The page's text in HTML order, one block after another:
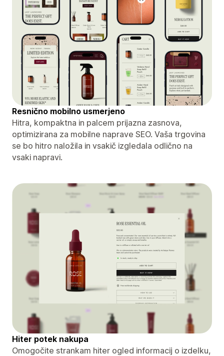
Resnično mobilno usmerjeno
Hitra, kompaktna in palcem prijazna zasnova,
optimizirana za mobilne naprave SEO. Vaša trgovina
se bo hitro naložila in vsakič izgledala odlično na
vsaki napravi.
Hiter potek nakupa
Omogočite strankam hiter ogled informacij o izdelku,